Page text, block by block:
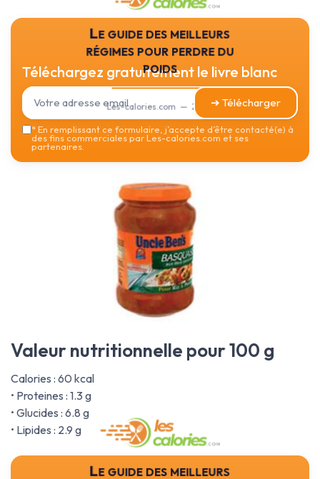
Le guide des meilleurs
régimes pour perdre du
poids
Les-calories.com — 2026
Téléchargez gratuitement le livre blanc
➔ Télécharger
*En remplissant ce formulaire, j’accepte d’être contacté(e) à
des fins commerciales par Les-calories.com et ses
partenaires.
Valeur nutritionnelle pour 100 g
Calories : 60 kcal
• Proteines : 1.3 g
• Glucides : 6.8 g
• Lipides : 2.9 g
Le guide des meilleurs